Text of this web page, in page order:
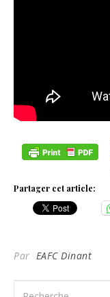
Partager cet article:
Par EAFC Dinant